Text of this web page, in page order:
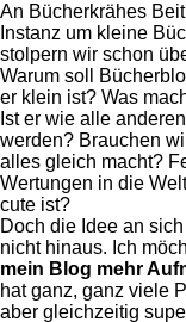
An Bücherkrähes
Instanz um kleine
stolpern wir schon
Warum soll
er klein ist? Was
Ist er wie alle
werden? Brauchen
alles gleich macht?
Wertungen in die
cute ist?
Doch die Idee an
nicht hinaus. Ich
mein Blog mehr
hat ganz, ganz viele
aber gleichzeitig